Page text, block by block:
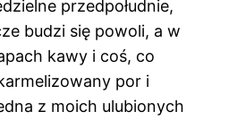
przedpołudnie,
budzi się powoli, a w
kawy i coś, co
por i
z moich ulubionych